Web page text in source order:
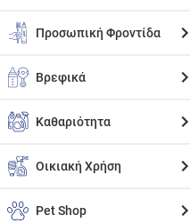
Προσωπική Φροντίδα
Βρεφικά
Καθαριότητα
Οικιακή Χρήση
Pet Shop